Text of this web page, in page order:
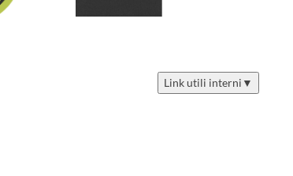
Link utili interni ▼